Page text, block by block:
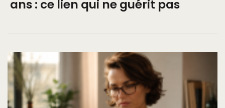
ans : ce lien qui ne guérit pas